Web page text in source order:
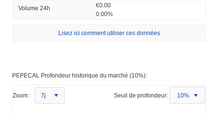
Volume 24h
€0.00
0.00%
Lisez ici comment utiliser ces données
PEPECAL Profondeur historique du marché (10%):
Zoom : 7j Seuil de profondeur: 10%